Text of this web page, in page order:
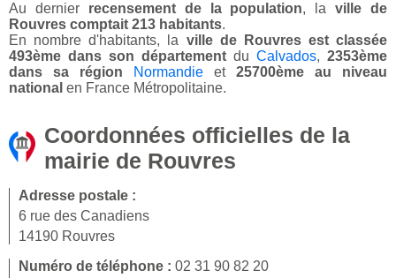
Au dernier recensement de la population, laville de
Rouvres comptait 213 habitants.
En nombre d'habitants, la ville de Rouvres est classée
493ème dans son département du Calvados, 2353ème
dans sa région
Normandie et 25700ème au niveau
national en France Métropolitaine.
Coordonnées officielles de la
mairie de Rouvres
Adresse postale :
6 rue des Canadiens
14190 Rouvres
Numéro de téléphone : 02 31 90 82 20